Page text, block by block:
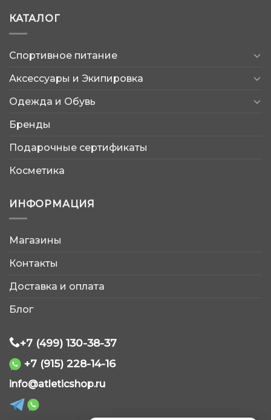
КАТАЛОГ
Спортивное питание
Аксессуары и Экипировка
Одежда и Обувь
Бренды
Подарочные сертификаты
Косметика
ИНФОРМАЦИЯ
Магазины
Контакты
Доставка и оплата
Блог
+7 (499) 130-38-37
+7 (915) 228-14-16
info@atleticshop.ru